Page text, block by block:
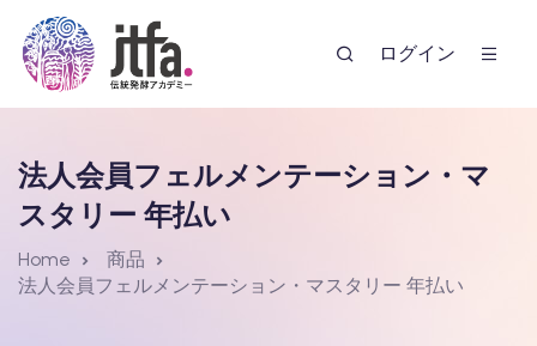
ログイン
法人会員フェルメンテーション・マ
スタリー 年払い
Home
商品
法人会員フェルメンテーション・マスタリー 年払い